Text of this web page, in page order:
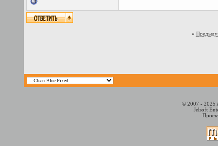
«
© 2007 - 2025
Jelsoft